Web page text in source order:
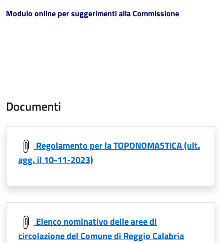
Modulo online per suggerimenti alla Commissione
Documenti
Regolamento per la TOPONOMASTICA (ult.
agg. il 10-11-2023)
Elenco nominativo delle aree di
circolazione del Comune di Reggio Calabria